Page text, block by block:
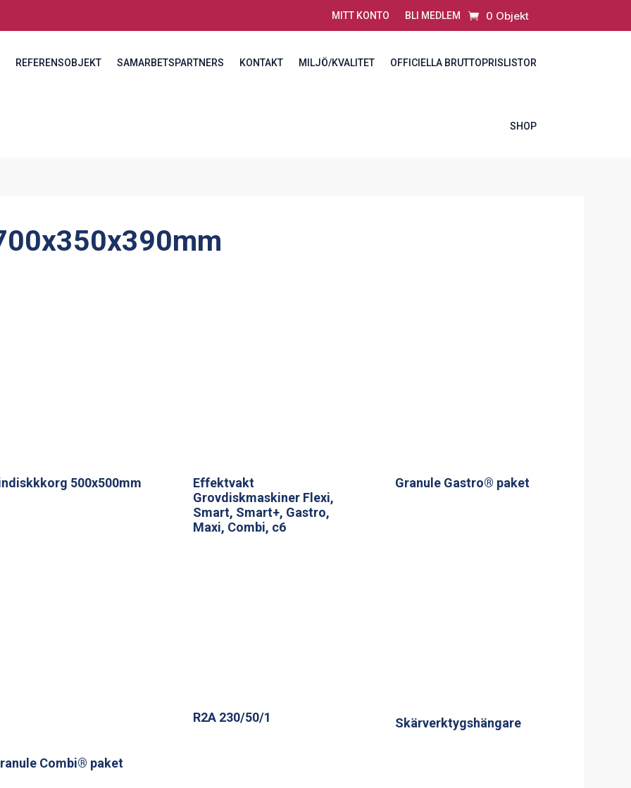
MITT KONTO BLI MEDLEM 0 Objekt
REFERENSOBJEKT SAMARBETSPARTNERS KONTAKT MILJÖ/KVALITET OFFICIELLA BRUTTOPRISLISTOR
SHOP
500x500mm
Effektvakt
Grovdiskmaskiner Flexi,
Smart, Smart+, Gastro,
Maxi, Combi, c6
Granule Gastro® paket
Combi® paket
R2A 230/50/1 Skärverktygshängare